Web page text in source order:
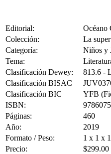
Editorial:
Océano
Colección:
La
Categoría:
Niños y
Tema:
Clasificación Dewey:
813.6 -
Clasificación BISAC
Clasificación BIC
YFB
ISBN:
Páginas:
460
Año:
2019
Formato / Peso:
1 x 1 x
Precio: